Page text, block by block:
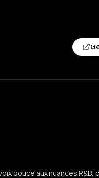
douce aux nuances R&B,